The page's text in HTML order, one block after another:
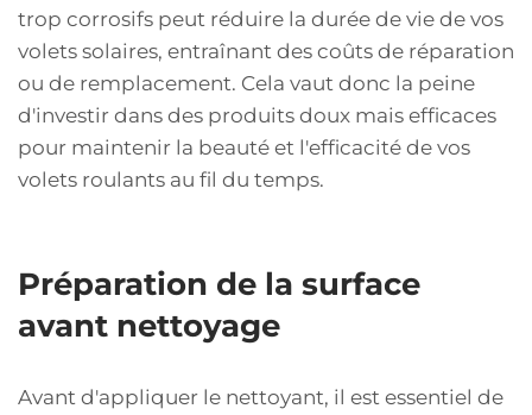
trop corrosifs peut réduire la durée de vie de vos
volets solaires, entraînant des coûts de réparation
ou de remplacement. Cela vaut donc la peine
d'investir dans des produits doux mais efficaces
pour maintenir la beauté et l'efficacité de vos
volets roulants au fil du temps.
Préparation de la surface
avant nettoyage
Avant d'appliquer le nettoyant, il est essentiel de